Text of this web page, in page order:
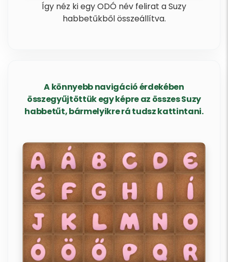
Így néz ki egy ODÓ név felirat a Suzy
habbetűkből összeállítva.
A könnyebb navigáció érdekében
összegyűjtöttük egy képre az összes Suzy
habbetűt, bármelyikre rá tudsz kattintani.